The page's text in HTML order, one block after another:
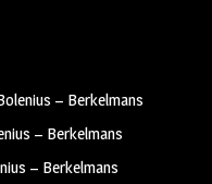
– Berkelmans
– Berkelmans
– Berkelmans